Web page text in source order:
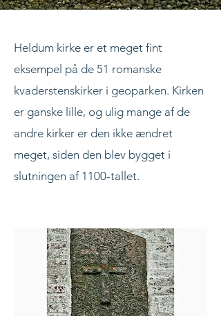
Heldum kirke er et meget fint
eksempel på de 51 romanske
kvaderstenskirker i geoparken. Kirken
er ganske lille, og ulig mange af de
andre kirker er den ikke ændret
meget, siden den blev bygget i
slutningen af 1100-tallet.